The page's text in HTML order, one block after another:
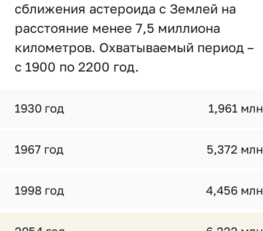
сближения астероида с Землей на
расстояние менее 7,5 миллиона
километров. Охватываемый период –
с 1900 по 2200 год.
1930 год 1,961
1967 год 5,372
1998 год 4,456